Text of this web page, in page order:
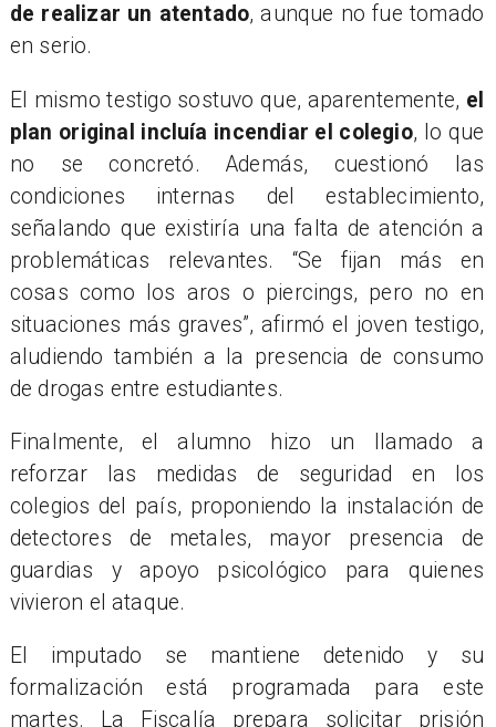
de realizar un atentado, aunque no fue tomado
en serio.
El mismo testigo sostuvo que, aparentemente, el
plan original incluía incendiar el colegio, lo que
no se concretó. Además, cuestionó las
condiciones internas del establecimiento,
señalando que existiría una falta de atención a
problemáticas relevantes. “Se fijan más en
cosas como los aros o piercings, pero no en
situaciones más graves”, afirmó el joven testigo,
aludiendo también a la presencia de consumo
de drogas entre estudiantes.
Finalmente, el alumno hizo un llamado a
reforzar las medidas de seguridad en los
colegios del país, proponiendo la instalación de
detectores de metales, mayor presencia de
guardias y apoyo psicológico para quienes
vivieron el ataque.
El imputado se mantiene detenido y su
formalización está programada para este
martes. La Fiscalía prepara solicitar prisión